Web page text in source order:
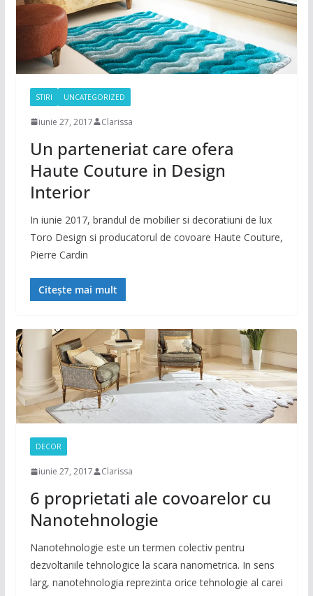
STIRI UNCATEGORIZED
iunie 27, 2017 Clarissa
Un parteneriat care ofera
Haute Couture in Design
Interior
In iunie 2017, brandul de mobilier si decoratiuni de lux
Toro Design si producatorul de covoare Haute Couture,
Pierre Cardin
Citește mai mult
DECOR
iunie 27, 2017 Clarissa
6 proprietati ale covoarelor cu
Nanotehnologie
Nanotehnologie este un termen colectiv pentru
dezvoltariile tehnologice la scara nanometrica. In sens
larg, nanotehnologia reprezinta orice tehnologie al carei